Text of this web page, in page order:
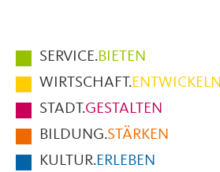
Hauptmenüpunkte
im
Fußbereich
der
Seite
SERVICE.BIETEN
WIRTSCHAFT.ENTWICKELN
STADT.GESTALTEN
BILDUNG.STÄRKEN
KULTUR.ERLEBEN